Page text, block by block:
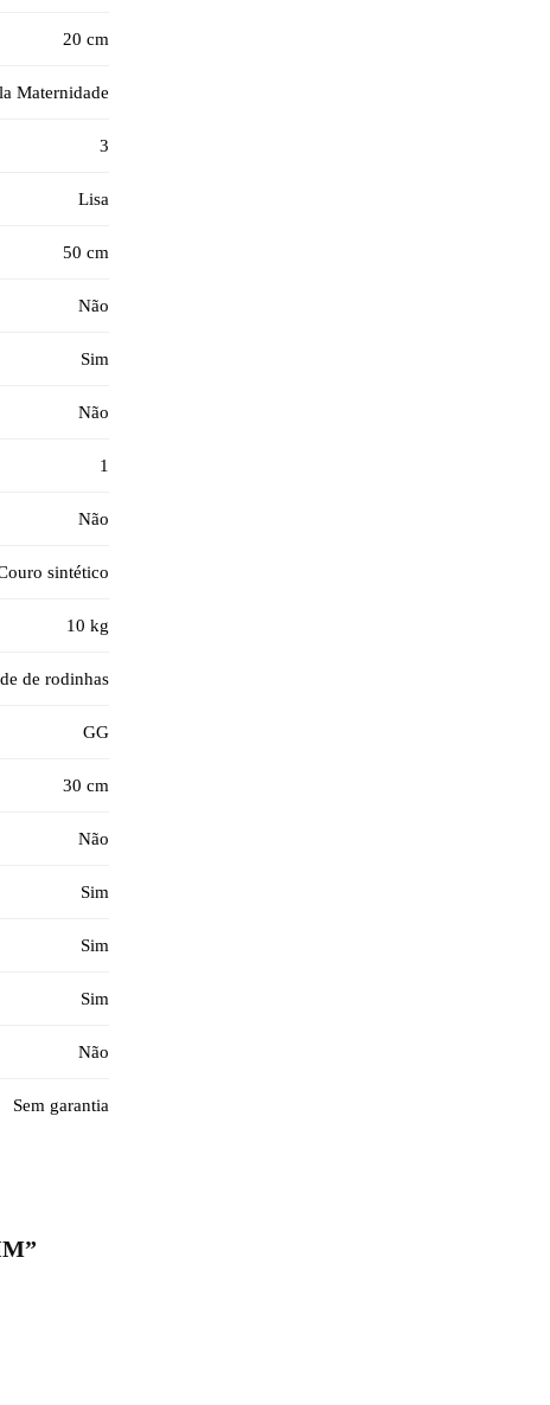
20 cm
Maternidade
3
Lisa
50 cm
Não
Sim
Não
1
Não
sintético
10 kg
de rodinhas
GG
30 cm
Não
Sim
Sim
Sim
Não
Sem garantia